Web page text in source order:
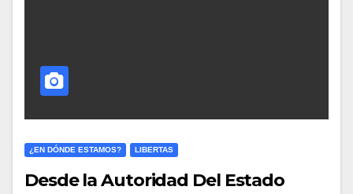
¿EN DÓNDE ESTAMOS? LIBERTAS
Desde la Autoridad Del Estado